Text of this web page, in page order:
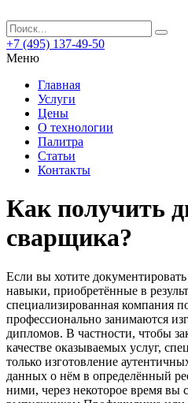
+7 (495) 137-49-50
Меню
Главная
Услуги
Цены
О технологии
Палитра
Статьи
Контакты
Как получить
сварщика?
Если вы хотите
навыки, приобретённые в
специализированная компания
профессионально занимаются
дипломов. В частности, чтобы
качестве оказываемых услуг,
только изготовление
данных о нём в определённый
ними, через некоторое время вы